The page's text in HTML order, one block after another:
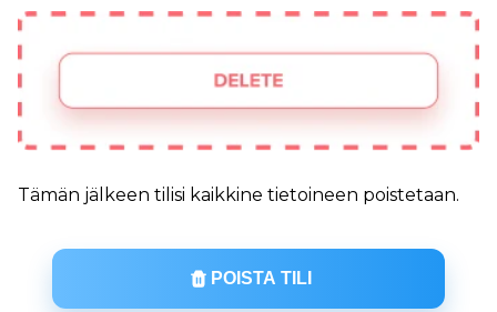
Tämän jälkeen tilisi kaikkine tietoineen poistetaan.
POISTA TILI